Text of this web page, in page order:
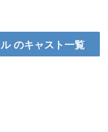
のキャスト一覧